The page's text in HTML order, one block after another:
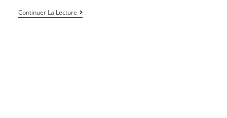
Continuer La Lecture